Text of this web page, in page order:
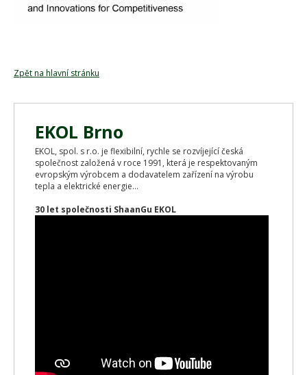
Zpět na hlavní stránku
EKOL Brno
EKOL, spol. s r.o. je flexibilní, rychle se rozvíjející česká
společnost založená v roce 1991, která je respektovaným
evropským výrobcem a dodavatelem zařízení na výrobu
tepla a elektrické energie...
30 let společnosti ShaanGu EKOL